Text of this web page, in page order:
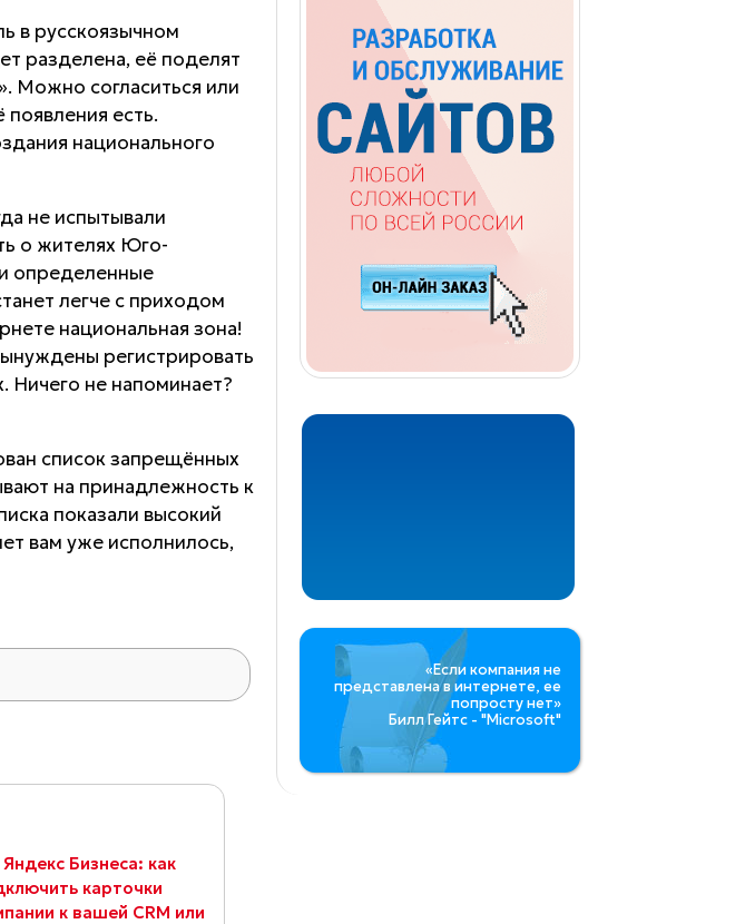
в русскоязычном
разделена, её поделят
Можно согласиться или
есть.
национального
не испытывали
о жителях Юго-
определенные
легче с приходом
национальная зона!
регистрировать
Ничего не напоминает?
список запрещённых
на принадлежность к
показали высокий
вам уже исполнилось,
Яндекс Бизнеса: как
карточки
к вашей CRM или
«Если компания не
представлена в интернете, ее
попросту нет»
Билл Гейтс - "Microsoft"